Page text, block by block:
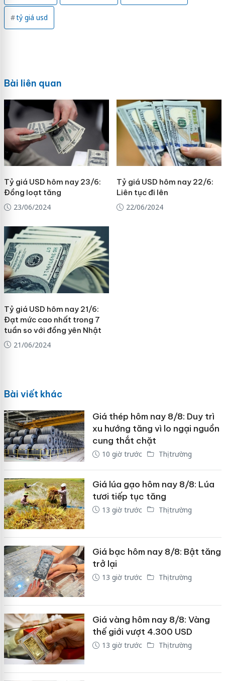
tỷ giá usd
Bài liên quan
Tỷ giá USD hôm nay 23/6:
Đồng loạt tăng
23/06/2024
Tỷ giá USD hôm nay 22/6:
Liên tục đi lên
22/06/2024
Tỷ giá USD hôm nay 21/6:
Đạt mức cao nhất trong 7
tuần so với đồng yên Nhật
21/06/2024
Bài viết khác
Giá thép hôm nay 8/8: Duy trì
xu hướng tăng vì lo ngại nguồn
cung thắt chặt
10 giờ trước Thị trường
Giá lúa gạo hôm nay 8/8: Lúa
tươi tiếp tục tăng
13 giờ trước Thị trường
Giá bạc hôm nay 8/8: Bật tăng
trở lại
13 giờ trước Thị trường
Giá vàng hôm nay 8/8: Vàng
thế giới vượt 4.300 USD
13 giờ trước Thị trường